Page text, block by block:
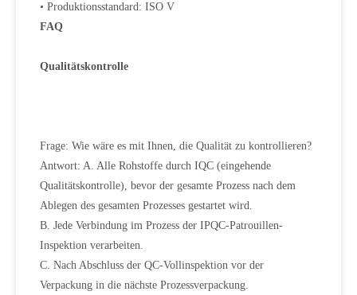
• Produktionsstandard: ISO V
FAQ
Qualitätskontrolle
Frage: Wie wäre es mit Ihnen, die Qualität zu kontrollieren?
Antwort: A. Alle Rohstoffe durch IQC (eingehende
Qualitätskontrolle), bevor der gesamte Prozess nach dem
Ablegen des gesamten Prozesses gestartet wird.
B. Jede Verbindung im Prozess der IPQC-Patrouillen-
Inspektion verarbeiten.
C. Nach Abschluss der QC-Vollinspektion vor der
Verpackung in die nächste Prozessverpackung.